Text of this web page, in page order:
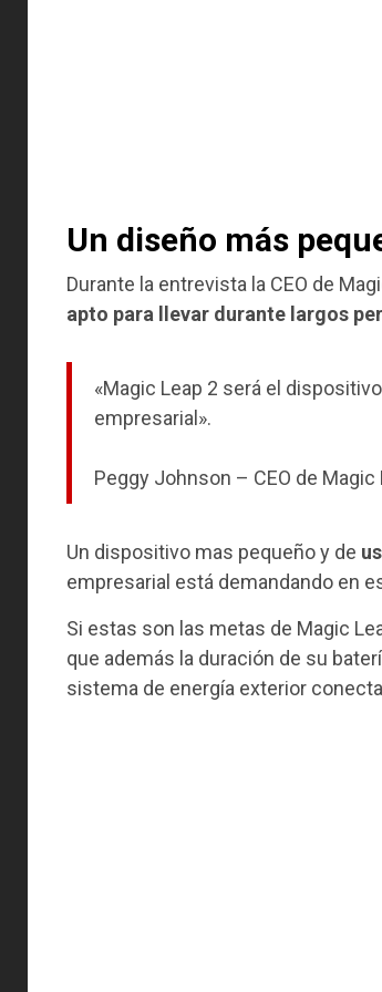
Un diseño más
Durante la entrevista la CEO de
apto para llevar durante largos
«Magic Leap 2 será el
empresarial».
Peggy Johnson – CEO de Magic
Un dispositivo mas pequeño y de
empresarial está demandando en
Si estas son las metas de Magic
que además la duración de su
sistema de energía exterior